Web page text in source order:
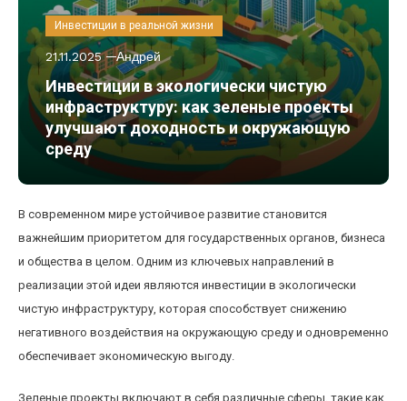
Инвестиции в реальной жизни
21.11.2025 Андрей
Инвестиции в экологически чистую
инфраструктуру: как зеленые проекты
улучшают доходность и окружающую
среду
В современном мире устойчивое развитие становится
важнейшим приоритетом для государственных органов, бизнеса
и общества в целом. Одним из ключевых направлений в
реализации этой идеи являются инвестиции в экологически
чистую инфраструктуру, которая способствует снижению
негативного воздействия на окружающую среду и одновременно
обеспечивает экономическую выгоду.
Зеленые проекты включают в себя различные сферы, такие как